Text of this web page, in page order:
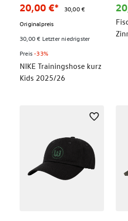
20,00 €*
30,00 €
Originalpreis
30,00 € Letzter niedrigster
Preis-33%
NIKE Trainingshose kurz
Kids 2025/26